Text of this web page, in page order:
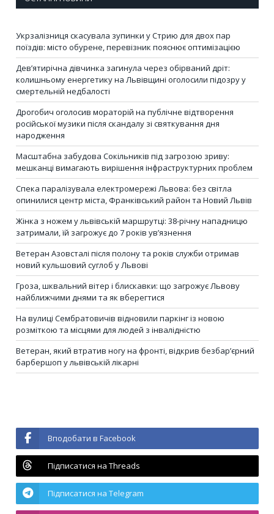
Укрзалізниця скасувала зупинки у Стрию для двох пар
поїздів: місто обурене, перевізник пояснює оптимізацією
Дев’ятирічна дівчинка загинула через обірваний дріт:
колишньому енергетику на Львівщині оголосили підозру у
смертельній недбалості
Дрогобич оголосив мораторій на публічне відтворення
російської музики після скандалу зі святкування дня
народження
Масштабна забудова Сокільників під загрозою зриву:
мешканці вимагають вирішення інфраструктурних проблем
Спека паралізувала електромережі Львова: без світла
опинилися центр міста, Франківський район та Новий Львів
Жінка з ножем у львівській маршрутці: 38-річну нападницю
затримали, їй загрожує до 7 років ув’язнення
Ветеран Азовсталі після полону та років служби отримав
новий кульшовий суглоб у Львові
Гроза, шквальний вітер і блискавки: що загрожує Львову
найближчими днями та як вберегтися
На вулиці Сембратовичів відновили паркінг із новою
розміткою та місцями для людей з інвалідністю
Ветеран, який втратив ногу на фронті, відкрив безбар’єрний
барбершоп у львівській лікарні
Вподобати в Facebook
Підписатися на Threads
Підписатися на Telegram